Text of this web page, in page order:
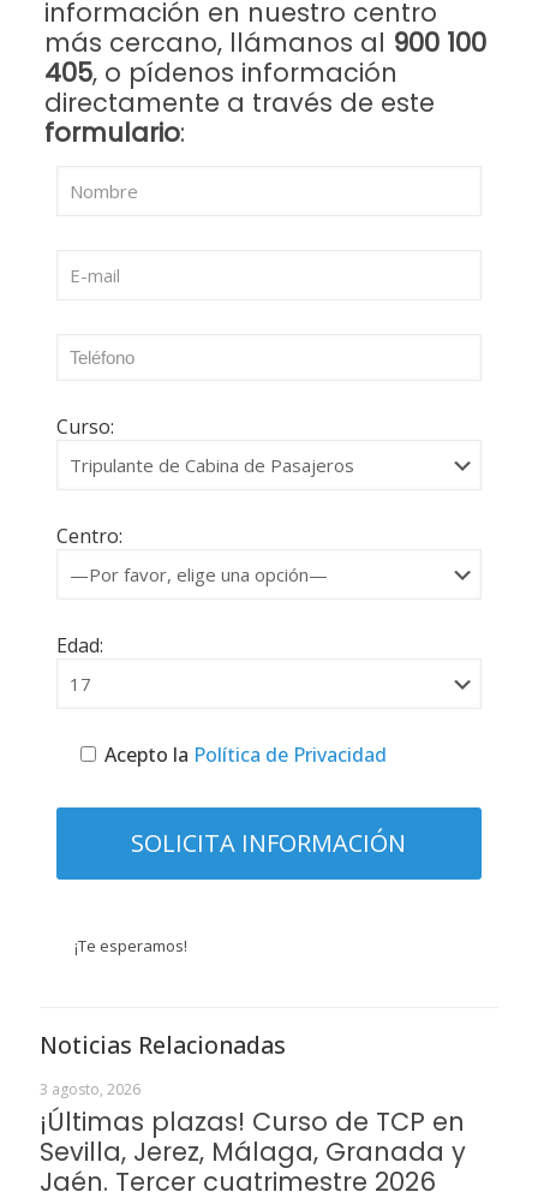
información en nuestro centro
más cercano, llámanos al 900 100
405, o pídenos información
directamente a través de este
formulario:
Curso:
Centro:
Edad:
Acepto la Política de Privacidad
¡Te esperamos!
Noticias Relacionadas
3 agosto, 2026
¡Últimas plazas! Curso de TCP en
Sevilla, Jerez, Málaga, Granada y
Jaén. Tercer cuatrimestre 2026